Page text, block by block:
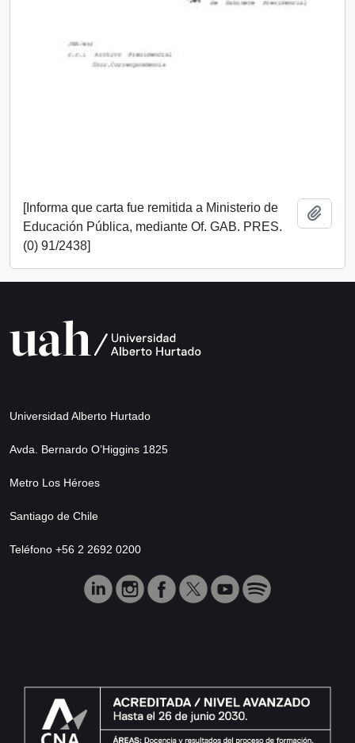
[Informa que carta fue remitida a Ministerio de
Educación Pública, mediante Of. GAB. PRES.
(0) 91/2438]
Universidad Alberto Hurtado
Avda. Bernardo O’Higgins 1825
Metro Los Héroes
Santiago de Chile
Teléfono +56 2 2692 0200